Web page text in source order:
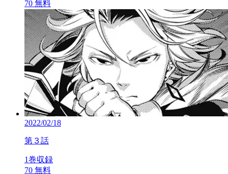
70 無料
2022/02/18
第３話
1巻収録
70 無料